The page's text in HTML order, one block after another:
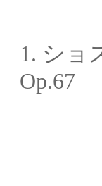
1. シ
Op.67
第